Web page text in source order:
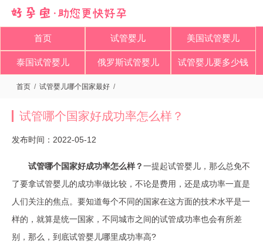
首页 试管婴儿 美国试管婴儿
泰国试管婴儿 俄罗斯试管婴儿 试管婴儿要多少钱
首页 / 试管婴儿哪个国家最好 /
试管哪个国家好成功率怎么样？​
发布时间：2022-05-12
试管哪个国家好成功率怎么样？一提起试管婴儿，那么总免不
了要拿试管婴儿的成功率做比较，不论是费用，还是成功率一直是
人们关注的焦点。要知道每个不同的国家在这方面的技术水平是一
样的，就算是统一国家，不同城市之间的试管成功率也会有所差
别，那么，到底试管婴儿哪里成功率高?